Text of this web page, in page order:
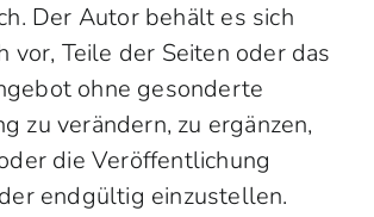
Der Autor behält es sich
vor, Teile der Seiten oder das
ohne gesonderte
zu verändern, zu ergänzen,
die Veröffentlichung
endgültig einzustellen.